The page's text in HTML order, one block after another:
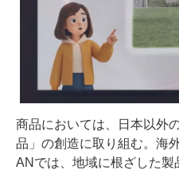
商品においては、日本以外
品」の創造に取り組む。海
ANでは、地域に根ざした製